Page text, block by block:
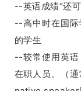
--英语成绩“还
--高中时在国际
的学生
--较常使用英
在职人员。（